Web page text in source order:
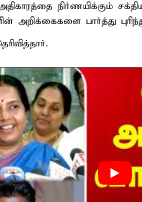
நிர்ணயிக்கும்
அறிக்கைகளை பார்த்து